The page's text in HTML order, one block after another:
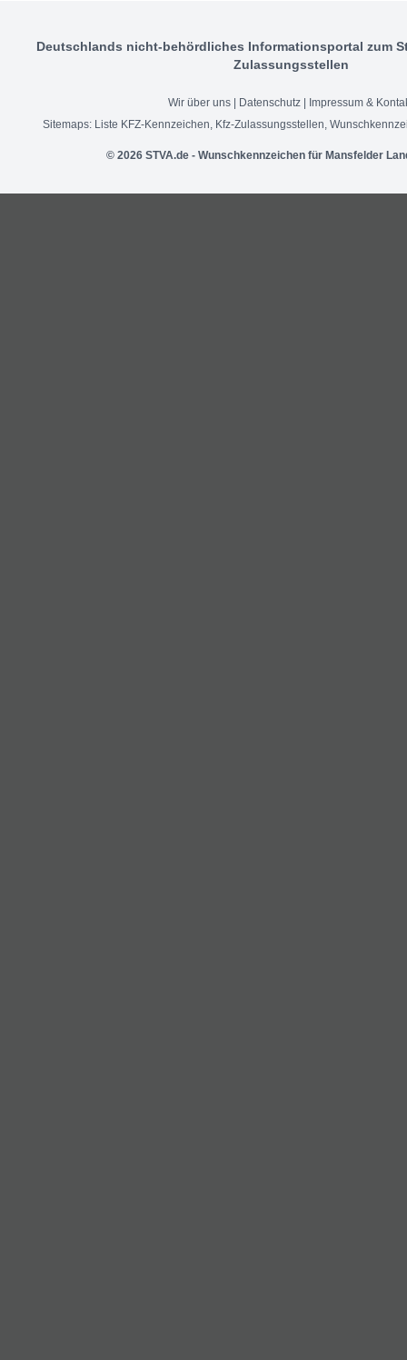
Deutschlands nicht-behördliches Informationsportal zum
Zulassungsstellen
Wir über uns Datenschutz
Impressum &
Sitemaps: Liste KFZ-Kennzeichen, Kfz-Zulassungsstellen,
© 2026 STVA.de - Wunschkennzeichen für Mansfelder